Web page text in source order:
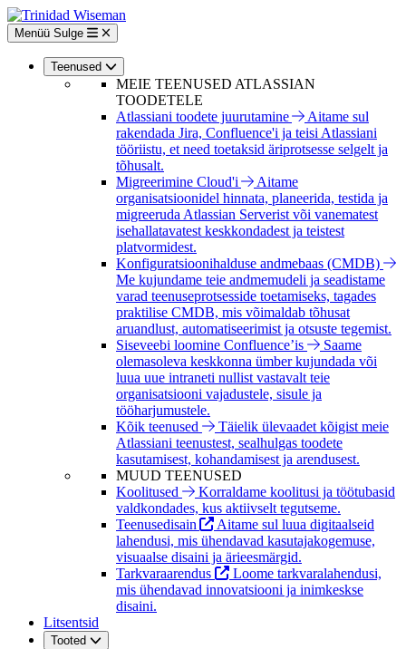
Liigu
edasi
põhisisu
juurde
Menüü Sulge
Teenused
MEIE TEENUSED ATLASSIAN
TOODETELE
Atlassiani toodete juurutamine
Aitame sul
rakendada Jira, Confluence'i ja teisi Atlassiani
tööriistu, et need toetaksid äriprotsesse selgelt ja
tõhusalt.
Migreerimine Cloud'i
Aitame
organisatsioonidel hinnata, planeerida, testida ja
migreeruda Atlassian Serverist või vanematest
isehallatavatest keskkondadest ja teistest
platvormidest.
Konfiguratsioonihalduse andmebaas (CMDB)
Me kujundame teie andmemudeli ja seadistame
varad teenuseprotsesside toetamiseks, tagades
praktilise CMDB, mis võimaldab tõhusat
aruandlust, automatiseerimist ja otsuste tegemist.
Siseveebi loomine Confluence’is
Saame
olemasoleva keskkonna ümber kujundada või
luua uue intraneti nullist vastavalt teie
organisatsiooni vajadustele, sisule ja
tööharjumustele.
Kõik teenused
Täielik ülevaadet kõigist meie
Atlassiani teenustest, sealhulgas toodete
kasutamisest, kohandamisest ja arendusest.
MUUD TEENUSED
Koolitused
Korraldame koolitusi ja töötubasid
valdkondades, kus aktiivselt tegutseme.
Teenusedisain
Aitame sul luua digitaalseid
lahendusi, mis ühendavad kasutajakogemuse,
visuaalse disaini ja ärieesmärgid.
Tarkvaraarendus
Loome tarkvaralahendusi,
mis ühendavad innovatsiooni ja inimkeskse
disaini.
Litsentsid
Tooted